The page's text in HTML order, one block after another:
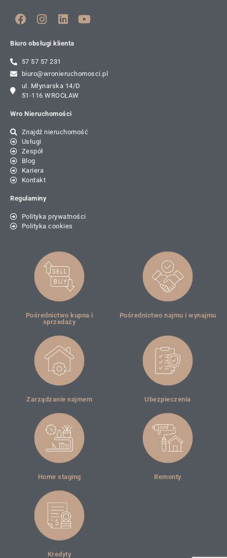
Biuro obsługi klienta
57 57 57 231
biuro@wronieruchomosci.pl
ul. Młynarska 14/D
51-116 WROCŁAW
Wro Nieruchomości
Znajdź nieruchomość
Usługi
Zespół
Blog
Kariera
Kontakt
Regulaminy
Polityka prywatności
Polityka cookies
Pośrednictwo kupna i
sprzedaży
Pośrednictwo najmu i wynajmu
Zarządzanie najmem Ubezpieczenia
Home staging Remonty
Kredyty